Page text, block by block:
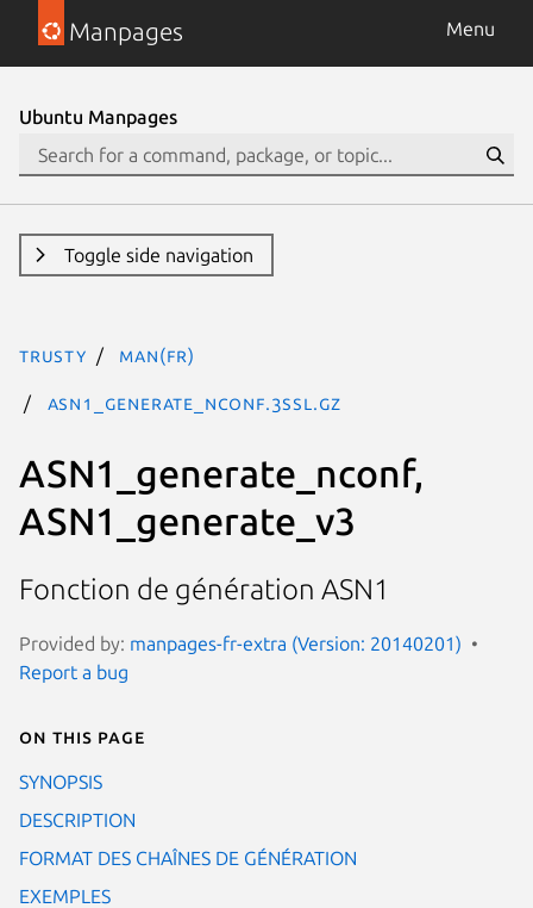
Manpages Menu
Ubuntu Manpages
Toggle side navigation
trusty man(fr)
ASN1_generate_nconf.3SSL.gz
ASN1_generate_nconf,
ASN1_generate_v3
Fonction de génération ASN1
Provided by: manpages-fr-extra (Version: 20140201)
Report a bug
On this page
SYNOPSIS
DESCRIPTION
FORMAT DES CHAÎNES DE GÉNÉRATION
EXEMPLES